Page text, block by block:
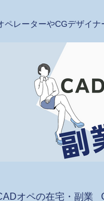
ペレーターやCGデザイ
オペの在宅・副業